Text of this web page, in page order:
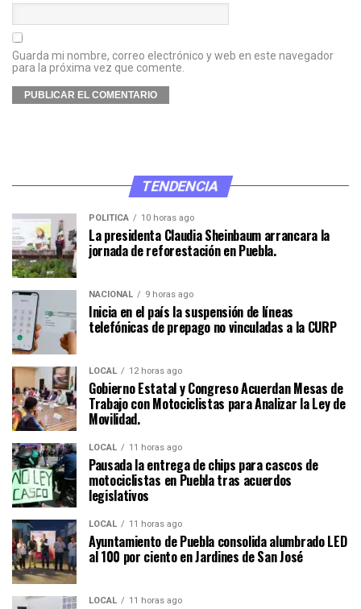
Guarda mi nombre, correo electrónico y web en este navegador
para la próxima vez que comente.
TENDENCIA
POLÍTICA 10 horas ago
La presidenta Claudia Sheinbaum arrancara la
jornada de reforestación en Puebla.
NACIONAL 9 horas ago
Inicia en el país la suspensión de líneas
telefónicas de prepago no vinculadas a la CURP
LOCAL 12 horas ago
Gobierno Estatal y Congreso Acuerdan Mesas de
Trabajo con Motociclistas para Analizar la Ley de
Movilidad.
LOCAL 11 horas ago
Pausada la entrega de chips para cascos de
motociclistas en Puebla tras acuerdos
legislativos
LOCAL 11 horas ago
Ayuntamiento de Puebla consolida alumbrado LED
al 100 por ciento en Jardines de San José
LOCAL 11 horas ago